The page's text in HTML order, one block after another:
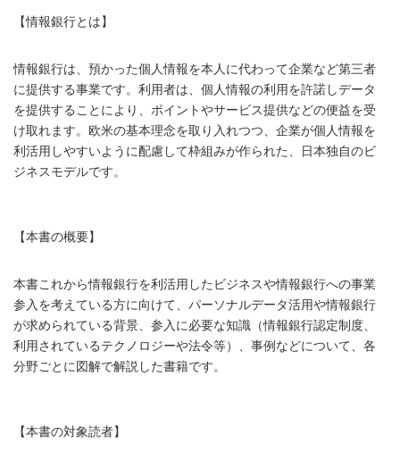
【情報銀行とは】
情報銀行は、預かった個人情報を本人に代わって企業など第三者
に提供する事業です。利用者は、個人情報の利用を許諾しデータ
を提供することにより、ポイントやサービス提供などの便益を受
け取れます。欧米の基本理念を取り入れつつ、企業が個人情報を
利活用しやすいように配慮して枠組みが作られた、日本独自のビ
ジネスモデルです。
【本書の概要】
本書これから情報銀行を利活用したビジネスや情報銀行への事業
参入を考えている方に向けて、パーソナルデータ活用や情報銀行
が求められている背景、参入に必要な知識（情報銀行認定制度、
利用されているテクノロジーや法令等）、事例などについて、各
分野ごとに図解で解説した書籍です。
【本書の対象読者】